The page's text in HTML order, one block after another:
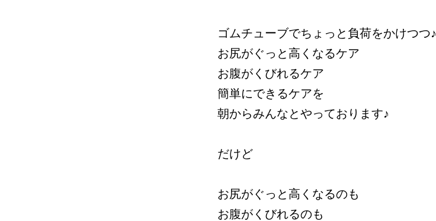
ゴムチューブでちょっと負荷をかけつつ♪
お尻がぐっと高くなるケア
お腹がくびれるケア
簡単にできるケアを
朝からみんなとやっております♪
だけど
お尻がぐっと高くなるのも
お腹がくびれるのも